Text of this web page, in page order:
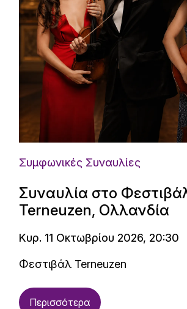
Συμφωνικές Συναυλίες
Συναυλία στο
Terneuzen, Ολλανδία
Κυρ. 11 Οκτωβρίου 2026, 20:30
Φεστιβάλ Terneuzen
Περισσότερα